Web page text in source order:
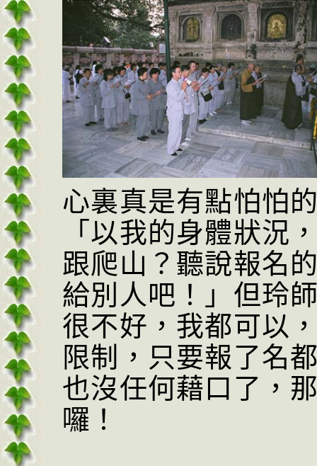
心裏真是有點怕怕
「以我的身體狀況
跟爬山？聽說報名
給別人吧！」但玲
很不好，我都可以
限制，只要報了名
也沒任何藉口了，
囉！